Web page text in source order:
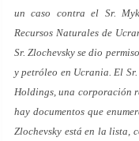
un caso contra el Sr.
Recursos Naturales de
Sr. Zlochevsky se dio
y petróleo en Ucrania. El
Holdings, una corporación
hay documentos que
Zlochevsky está en la lista,